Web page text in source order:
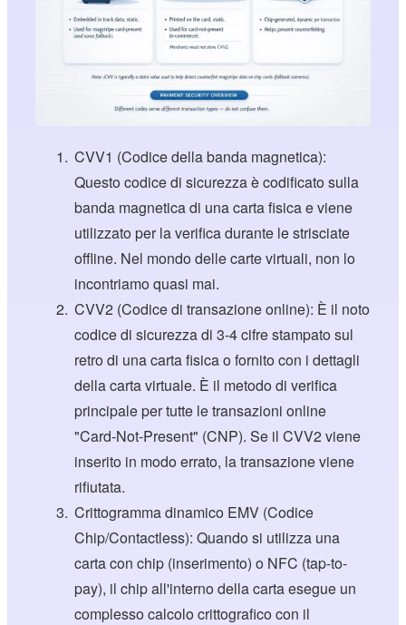
CVV1 (Codice della banda magnetica):
Questo codice di sicurezza è codificato sulla
banda magnetica di una carta fisica e viene
utilizzato per la verifica durante le strisciate
offline. Nel mondo delle carte virtuali, non lo
incontriamo quasi mai.
CVV2 (Codice di transazione online): È il noto
codice di sicurezza di 3-4 cifre stampato sul
retro di una carta fisica o fornito con i dettagli
della carta virtuale. È il metodo di verifica
principale per tutte le transazioni online
"Card-Not-Present" (CNP). Se il CVV2 viene
inserito in modo errato, la transazione viene
rifiutata.
Crittogramma dinamico EMV (Codice
Chip/Contactless): Quando si utilizza una
carta con chip (inserimento) o NFC (tap-to-
pay), il chip all'interno della carta esegue un
complesso calcolo crittografico con il